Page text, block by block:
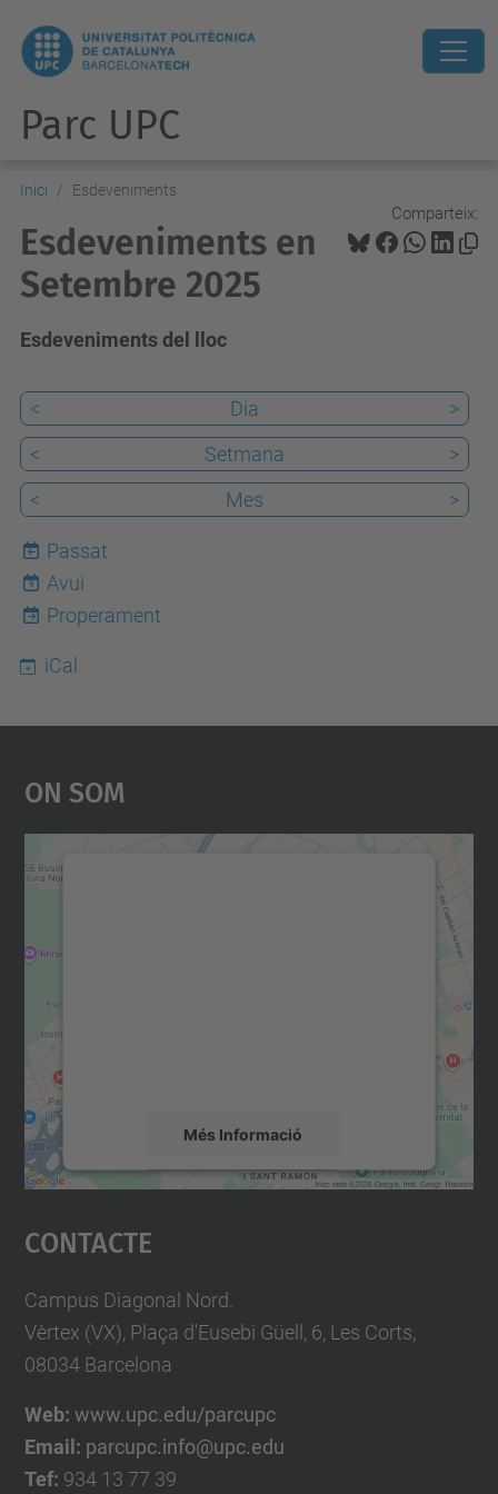
Parc UPC
Inici Esdeveniments
Comparteix:
Esdeveniments en
Setembre 2025
Esdeveniments del lloc
< Dia
>
<
Setmana
>
<
Mes >
Passat
9
Avui
Properament
iCal
On Som
Més Informació
Accepta
powered by
Contacte
Campus Diagonal Nord.
Vèrtex (VX), Plaça d'Eusebi Güell, 6, Les Corts,
08034 Barcelona
Web: www.upc.edu/parcupc
Email: parcupc.info@upc.edu
Tef: 934 13 77 39